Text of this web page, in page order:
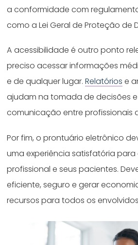
a conformidade com
como a Lei Geral de Proteção de
A acessibilidade é outro ponto
preciso acessar informações
e de qualquer lugar.Relatórios e
ajudam na tomada de decisões
comunicação entre profissionais
Por fim, o prontuário eletrônico
uma experiência satisfatória para
profissional e seus pacientes.
eficiente, seguro e gerar
recursos para todos os